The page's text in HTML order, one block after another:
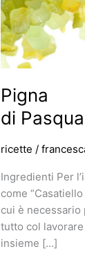
Pigna
di Pasqua
ricette /
Ingredienti Per
come
cui è necessario
tutto col
insieme […]